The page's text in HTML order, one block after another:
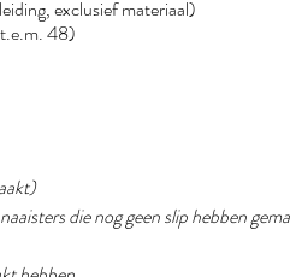
exclusief materiaal)
48)
die nog geen slip hebben